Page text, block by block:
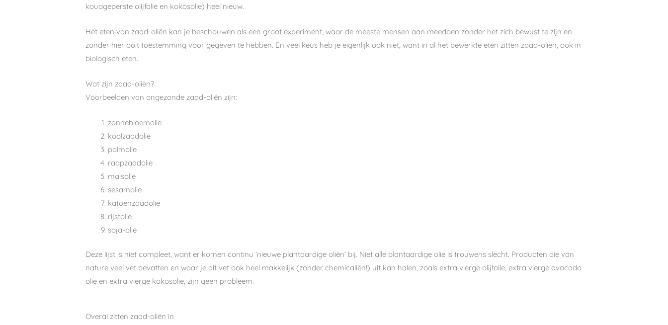
koudgeperste olijfolie en kokosolie) heel nieuw.
Het eten van zaad-oliën kan je beschouwen als een groot experiment, waar de meeste mensen aan meedoen zonder het zich bewust te zijn en
zonder hier ooit toestemming voor gegeven te hebben. En veel keus heb je eigenlijk ook niet, want in al het bewerkte eten zitten zaad-oliën, ook in
biologisch eten.
Wat zijn zaad-oliën?
Voorbeelden van ongezonde zaad-oliën zijn:
zonnebloemolie
koolzaadolie
palmolie
raapzaadolie
maisolie
sesamolie
katoenzaadolie
rijstolie
soja-olie
Deze lijst is niet compleet, want er komen continu ‘nieuwe plantaardige oliën’ bij. Niet alle plantaardige olie is trouwens slecht. Producten die van
nature veel vet bevatten en waar je dit vet ook heel makkelijk (zonder chemicaliën!) uit kan halen, zoals extra vierge olijfolie, extra vierge avocado
olie en extra vierge kokosolie, zijn geen probleem.
Overal zitten zaad-oliën in